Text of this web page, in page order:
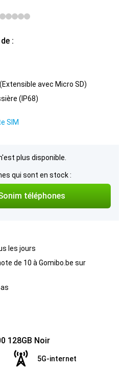
:
avec Micro SD)
(IP68)
SIM
plus disponible.
qui sont en stock :
téléphones
les jours
de 10 à Gomibo.be sur
128GB Noir
5G-internet